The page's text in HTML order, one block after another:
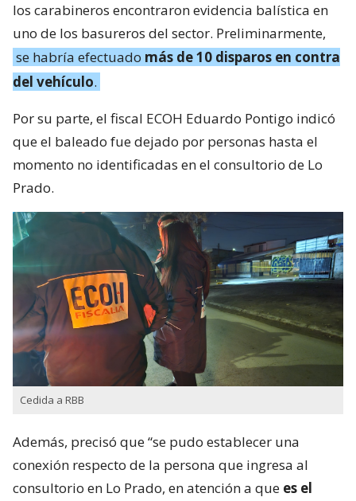
los carabineros encontraron evidencia balística en
uno de los basureros del sector. Preliminarmente,
se habría efectuado más de 10 disparos en contra
del vehículo.
Por su parte, el fiscal ECOH Eduardo Pontigo indicó
que el baleado fue dejado por personas hasta el
momento no identificadas en el consultorio de Lo
Prado.
Cedida a RBB
Además, precisó que “se pudo establecer una
conexión respecto de la persona que ingresa al
consultorio en Lo Prado, en atención a que es el